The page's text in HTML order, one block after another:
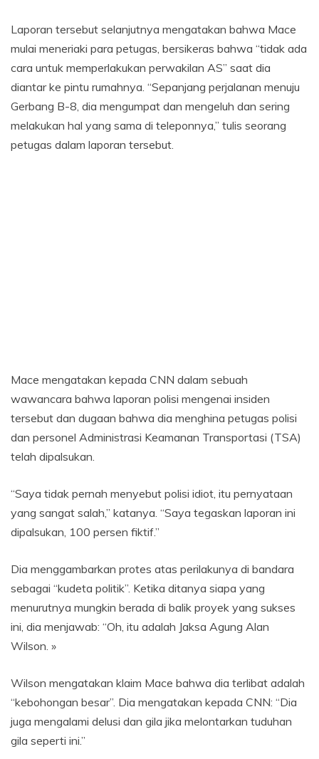
Laporan tersebut selanjutnya mengatakan bahwa Mace
mulai meneriaki para petugas, bersikeras bahwa “tidak ada
cara untuk memperlakukan perwakilan AS” saat dia
diantar ke pintu rumahnya. “Sepanjang perjalanan menuju
Gerbang B-8, dia mengumpat dan mengeluh dan sering
melakukan hal yang sama di teleponnya,” tulis seorang
petugas dalam laporan tersebut.
Mace mengatakan kepada CNN dalam sebuah
wawancara bahwa laporan polisi mengenai insiden
tersebut dan dugaan bahwa dia menghina petugas polisi
dan personel Administrasi Keamanan Transportasi (TSA)
telah dipalsukan.
“Saya tidak pernah menyebut polisi idiot, itu pernyataan
yang sangat salah,” katanya. “Saya tegaskan laporan ini
dipalsukan, 100 persen fiktif.”
Dia menggambarkan protes atas perilakunya di bandara
sebagai “kudeta politik”. Ketika ditanya siapa yang
menurutnya mungkin berada di balik proyek yang sukses
ini, dia menjawab: “Oh, itu adalah Jaksa Agung Alan
Wilson. »
Wilson mengatakan klaim Mace bahwa dia terlibat adalah
“kebohongan besar”. Dia mengatakan kepada CNN: “Dia
juga mengalami delusi dan gila jika melontarkan tuduhan
gila seperti ini.”